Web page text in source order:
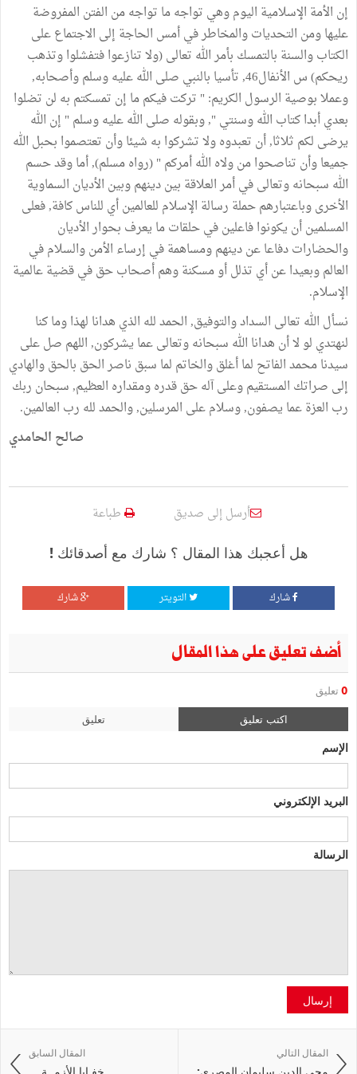
إن الأمة الإسلامية اليوم وهي تواجه ما تواجه من الفتن المفروضة
عليها ومن التحديات والمخاطر في أمس الحاجة إلى الاجتماع على
الكتاب والسنة بالتمسك بأمر الله تعالى (ولا تنازعوا فتفشلوا وتذهب
ريحكم) س الأنفال46, تأسيا بالنبي صلى الله عليه وسلم وأصحابه,
وعملا بوصية الرسول الكريم: " تركت فيكم ما إن تمسكتم به لن تضلوا
بعدي أبدا كتاب الله وسنتي ", وبقوله صلى الله عليه وسلم " إن الله
يرضى لكم ثلاثا, أن تعبدوه ولا تشركوا به شيئا وأن تعتصموا بحبل الله
جميعا وأن تناصحوا من ولاه الله أمركم " (رواه مسلم), أما وقد حسم
الله سبحانه وتعالى في أمر العلاقة بين دينهم وبين الأديان السماوية
الأخرى وباعتبارهم حملة رسالة الإسلام للعالمين أي للناس كافة, فعلى
المسلمين أن يكونوا فاعلين في حلقات ما يعرف بحوار الأديان
والحضارات دفاعا عن دينهم ومساهمة في إرساء الأمن والسلام في
العالم وبعيدا عن أي تذلل أو مسكنة وهم أصحاب حق في قضية عالمية
الإسلام.
نسأل الله تعالى السداد والتوفيق, الحمد لله الذي هدانا لهذا وما كنا
لنهتدي لو لا أن هدانا الله سبحانه وتعالى عما يشركون, اللهم صل على
سيدنا محمد الفاتح لما أغلق والخاتم لما سبق ناصر الحق بالحق والهادي
إلى صراتك المستقيم وعلى آله حق قدره ومقداره العظيم, سبحان ربك
رب العزة عما يصفون, وسلام على المرسلين, والحمد لله رب العالمين.
صالح الحامدي
أرسل إلى صديق طباعة
هل أعجبك هذا المقال ؟ شارك مع أصدقائك !
شارك التويتر شارك
أضف تعليق على هذا المقال
0 تعليق
اكتب تعليق تعليق
الإسم
البريد الإلكتروني
الرسالة
إرسال
المقال السابق المقال التالي